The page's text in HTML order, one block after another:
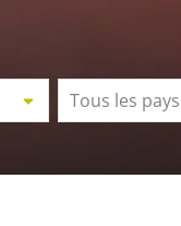
Tous les pays